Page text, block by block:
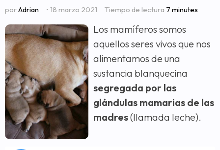
porAdrian • 18 marzo 2021 Tiempo de lectura 7 minutes
Los mamíferos somos
aquellos seres vivos que nos
alimentamos de una
sustancia blanquecina
segregada por las
glándulas mamarias de las
madres(llamada leche).